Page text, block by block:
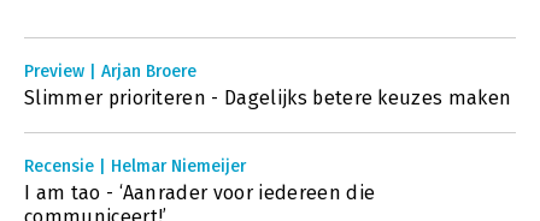
Preview | Arjan Broere
Slimmer prioriteren - Dagelijks betere keuzes maken
Recensie | Helmar Niemeijer
I am tao - ‘Aanrader voor iedereen die